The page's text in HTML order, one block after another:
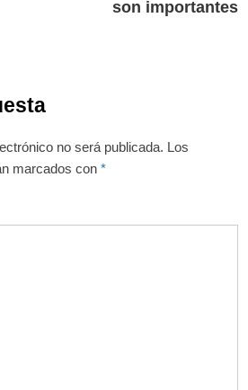
son importantes
no será publicada. Los
marcados con*